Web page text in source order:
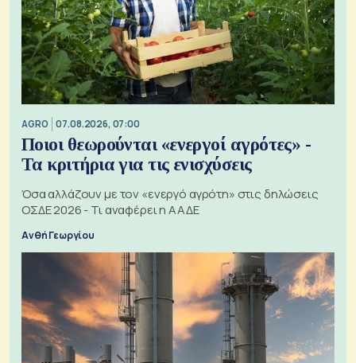
AGRO 07.08.2026, 07:00
Ποιοι θεωρούνται «ενεργοί αγρότες» -
Τα κριτήρια για τις ενισχύσεις
Όσα αλλάζουν με τον «ενεργό αγρότη» στις δηλώσεις
ΟΣΔΕ 2026 - Τι αναφέρει η ΑΑΔΕ
Ανθή Γεωργίου